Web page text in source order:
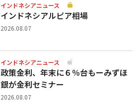
インドネシアニュース
インドネシアルピア相場
2026.08.07
インドネシアニュース
政策金利、年末に６％台もーみずほ
銀が金利セミナー
2026.08.07